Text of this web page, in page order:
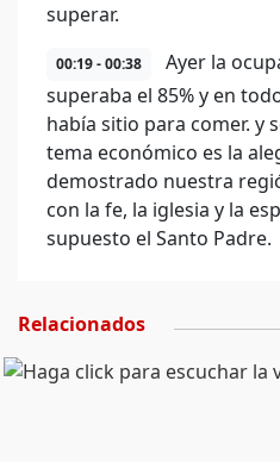
superar.
00:19 - 00:38
Ayer la
superaba el 85% y en
había sitio para comer. y
tema económico es la
demostrado nuestra
con la fe, la iglesia y la
supuesto el Santo Padre.
Relacionados